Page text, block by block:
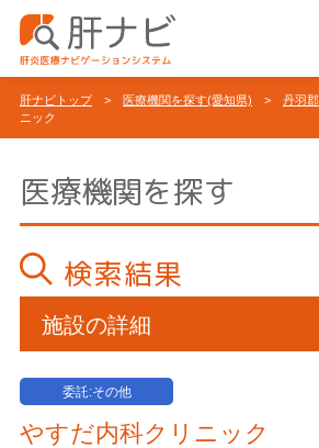
肝ナビトップ> 医療機関を探す(愛知県) > 丹羽
ニック
医療機関を探す
検索結果
施設の詳細
委託:その他
やすだ内科クリニック